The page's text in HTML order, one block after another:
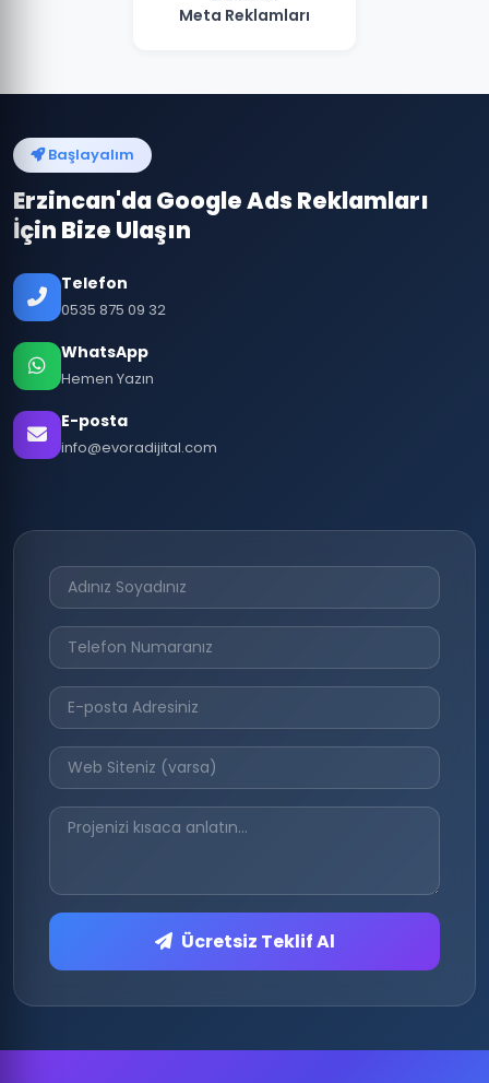
Meta Reklamları
Başlayalım
Erzincan'da Google Ads Reklamları
İçin Bize Ulaşın
Telefon
0535 875 09 32
WhatsApp
Hemen Yazın
E-posta
info@evoradijital.com
Ücretsiz Teklif Al